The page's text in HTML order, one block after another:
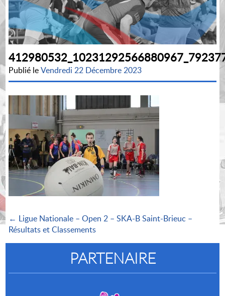
Publié leVendredi 22 Décembre 2023
← Ligue Nationale – Open 2 – SKA-B Saint-Brieuc –
Résultats et Classements
PARTENAIRE